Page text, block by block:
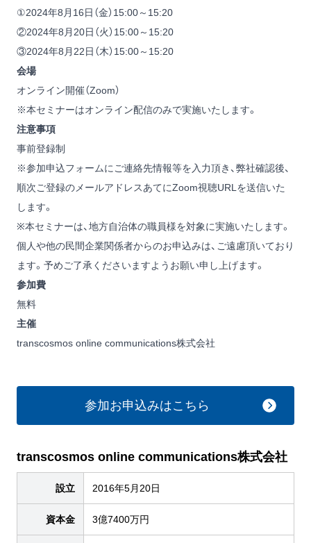
①2024年8月16日（金）15:00～15:20
②2024年8月20日（火）15:00～15:20
③2024年8月22日（木）15:00～15:20
会場
オンライン開催（Zoom）
※本セミナーはオンライン配信のみで実施いたします。
注意事項
事前登録制
※参加申込フォームにご連絡先情報等を入力頂き、弊社確認後、
順次ご登録のメールアドレスあてにZoom視聴URLを送信いた
します。
※本セミナーは、地方自治体の職員様を対象に実施いたします。
個人や他の民間企業関係者からのお申込みは、ご遠慮頂いており
ます。予めご了承くださいますようお願い申し上げます。
参加費
無料
主催
transcosmos online communications株式会社
参加お申込みはこちら
transcosmos online communications株式会社
設立 2016年5月20日
資本金 3億7400万円